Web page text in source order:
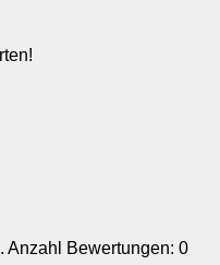
Anzahl Bewertungen: 0